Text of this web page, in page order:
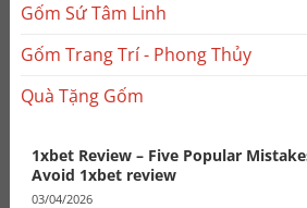
Gốm Sứ Tâm Linh
Gốm Trang Trí - Phong Thủy
Quà Tặng Gốm
1xbet Review – Five Popular
Avoid 1xbet review
03/04/2026